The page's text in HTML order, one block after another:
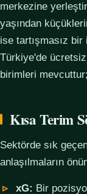
merkezine
yaşından
ise tartışmasız bir
Türkiye'de
birimleri mevcuttur;
Kısa Terim
Sektörde sık
anlaşılmaların
xG: Bir